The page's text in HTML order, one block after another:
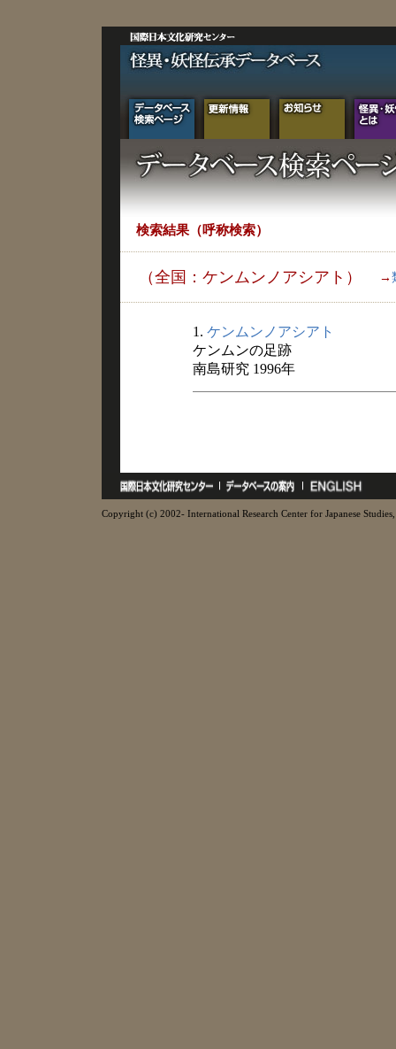
検索結果（呼称検索）
（全国：ケンムンノアシアト） →
1. ケンムンノアシアト
ケンムンの足跡
南島研究 1996年
Copyright (c) 2002- International Research Center for Japanese